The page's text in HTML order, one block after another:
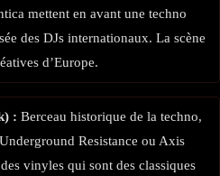
mettent en avant une techno
des DJs internationaux. La scène
d’Europe.
: Berceau historique de la techno,
Resistance ou Axis
vinyles qui sont des classiques